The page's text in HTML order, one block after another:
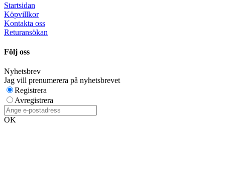
Startsidan
Köpvillkor
Kontakta oss
Returansökan
Följ oss
Nyhetsbrev
Jag vill prenumerera på nyhetsbrevet
Registrera
Avregistrera
OK